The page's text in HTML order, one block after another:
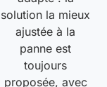
solution la mieux
ajustée à la
panne est
toujours
proposée, avec